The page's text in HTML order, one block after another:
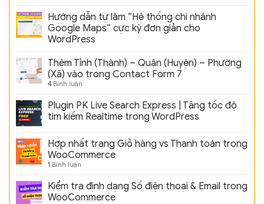
Hướng dẫn tự làm “Hệ thống chi nhánh
Google Maps” cực kỳ đơn giản cho
WordPress
Thêm Tỉnh (Thành) – Quận (Huyện) – Phường
(Xã) vào trong Contact Form 7
4Bình luận
Plugin PK Live Search Express | Tăng tốc độ
tìm kiếm Realtime trong WordPress
Hợp nhất trang Giỏ hàng vs Thanh toán trong
WooCommerce
1 Bình luận
Kiểm tra định dạng Số điện thoại & Email trong
WooCommerce